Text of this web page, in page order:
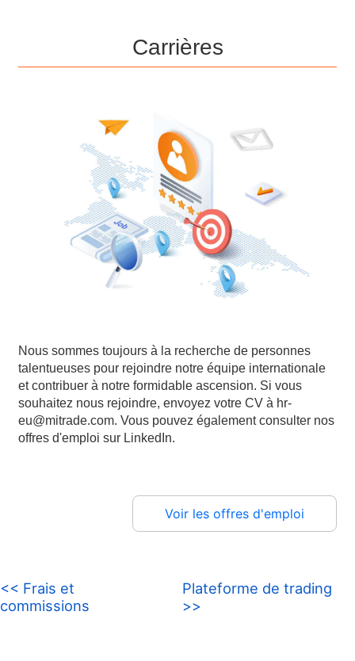
Carrières
Nous sommes toujours à la recherche de personnes
talentueuses pour rejoindre notre équipe internationale
et contribuer à notre formidable ascension. Si vous
souhaitez nous rejoindre, envoyez votre CV à hr-
eu@mitrade.com. Vous pouvez également consulter nos
offres d'emploi sur LinkedIn.
Voir les offres d'emploi
<< Frais et
commissions
Plateforme de trading
>>